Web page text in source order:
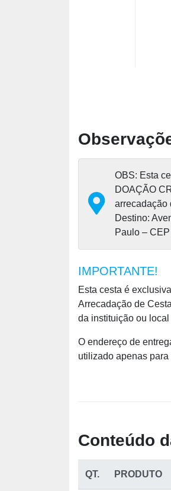
OBS: Esta
DOAÇÃO
arrecadação
Destino:
Paulo –
IMPORTANTE!
Esta cesta é
Arrecadação de
da instituição ou
O endereço de
utilizado apenas para
Conteúdo
QT. PRODUTO